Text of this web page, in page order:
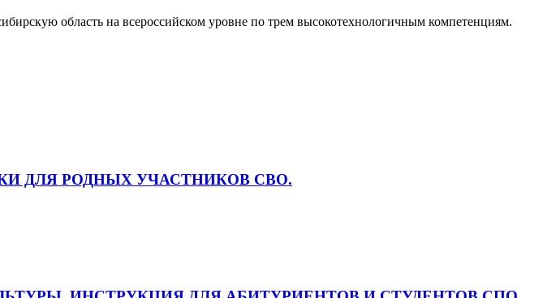
область на всероссийском уровне по трем высокотехнологичным компетенциям.
ДЛЯ РОДНЫХ УЧАСТНИКОВ СВО.